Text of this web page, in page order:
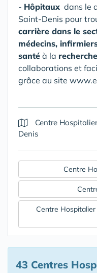
- Hôpitaux dans le
Saint-Denis pour
carrière dans le
médecins,
santé à la
collaborations et
grâce au site
Centre Hospitalier
Denis
Centre
Centre
43 Centres